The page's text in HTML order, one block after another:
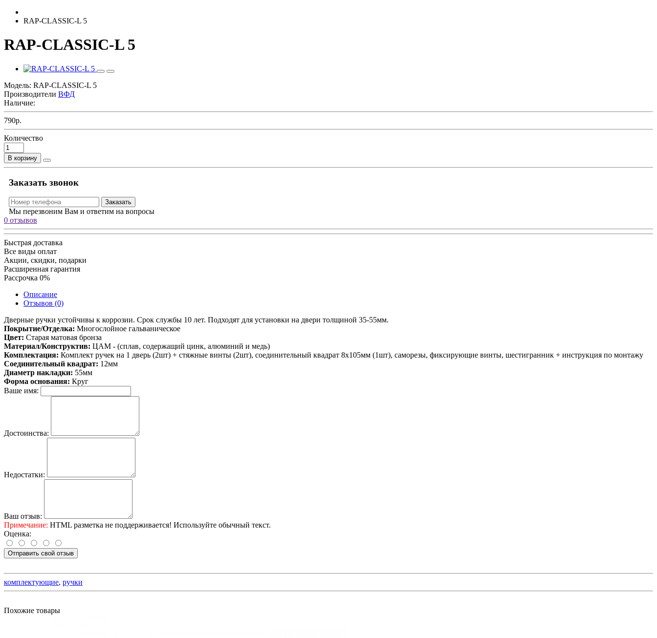
RAP-CLASSIC-L 5
RAP-CLASSIC-L 5
Модель: RAP-CLASSIC-L 5
Производители ВФД
Наличие:
790р.
Количество
В корзину
Заказать звонок
Заказать
Мы перезвоним Вам и ответим на вопросы
0 отзывов
Быстрая доставка
Все виды оплат
Акции, скидки, подарки
Расширенная гарантия
Рассрочка 0%
Описание
Отзывов (0)
Дверные ручки устойчивы к коррозии. Срок службы 10 лет. Подходят для установки на двери толщиной 35-55мм.
Покрытие/Отделка: Многослойное гальваническое
Цвет: Старая матовая бронза
Материал/Конструктив: ЦАМ - (сплав, содержащий цинк, алюминий и медь)
Комплектация: Комплект ручек на 1 дверь (2шт) + стяжные винты (2шт), соединительный квадрат 8х105мм (1шт), саморезы, фиксирующие винты, шестигранник + инструкция по монтажу
Соединительный квадрат: 12мм
Диаметр накладки: 55мм
Форма основания: Круг
Ваше имя:
Достоинства:
Недостатки:
Ваш отзыв:
Примечание: HTML разметка не поддерживается! Используйте обычный текст.
Оценка:
Отправить свой отзыв
комплектующие, ручки
Похожие товары